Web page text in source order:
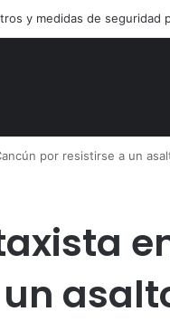
por resistirse a un